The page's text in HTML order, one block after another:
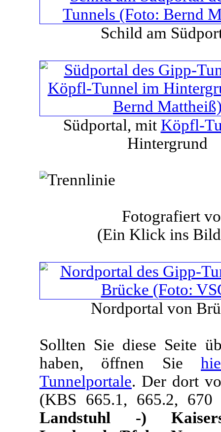
Schild am
Südportal, mit Köpfl-
Hintergrund
Fotografiert
(Ein Klick ins
Nordportal von
Sollten Sie diese Seite
haben, öffnen Sie
Tunnelportale. Der dort
(KBS 665.1, 665.2,
Landstuhl -)